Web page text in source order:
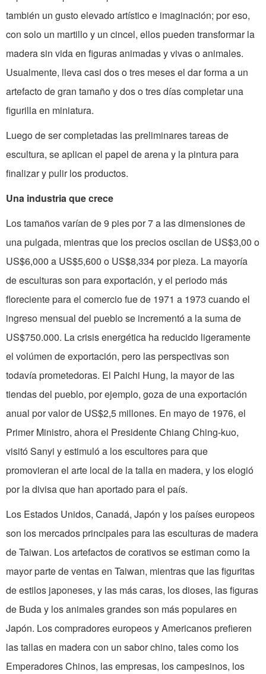
también un gusto elevado artístico e imaginación; por eso,
con solo un martillo y un cincel, ellos pueden transformar la
madera sin vida en figuras animadas y vivas o animales.
Usualmente, lleva casi dos o tres meses el dar forma a un
artefacto de gran tamaño y dos o tres días completar una
figurilla en miniatura.
Luego de ser completadas las preliminares tareas de
escultura, se aplican el papel de arena y la pintura para
finalizar y pulir los productos.
Una industria que crece
Los tamaños varían de 9 pies por 7 a las dimensiones de
una pulgada, mientras que los precios oscilan de US$3,00 o
US$6,000 a US$5,600 o US$8,334 por pieza. La mayoría
de esculturas son para exportación, y el periodo más
floreciente para el comercio fue de 1971 a 1973 cuando el
ingreso mensual del pueblo se incrementó a la suma de
US$750.000. La crisis energética ha reducido ligeramente
el volúmen de exportación, pero las perspectivas son
todavía prometedoras. El Paichi Hung, la mayor de las
tiendas del pueblo, por ejemplo, goza de una exportación
anual por valor de US$2,5 millones. En mayo de 1976, el
Primer Ministro, ahora el Presidente Chiang Ching-kuo,
visitó Sanyi y estimuló a los escultores para que
promovieran el arte local de la talla en madera, y los elogió
por la divisa que han aportado para el país.
Los Estados Unidos, Canadá, Japón y los países europeos
son los mercados principales para las esculturas de madera
de Taiwan. Los artefactos de­ corativos se estiman como la
mayor parte de ventas en Taiwan, mientras que las figuritas
de estilos japoneses, y las más­ caras, los dioses, las figuras
de Buda y los animales grandes son más populares en
Japón. Los compradores europeos y Americanos prefieren
las tallas en madera con un sabor chino, tales como los
Emperadores Chinos, las empresas, los campesinos, los